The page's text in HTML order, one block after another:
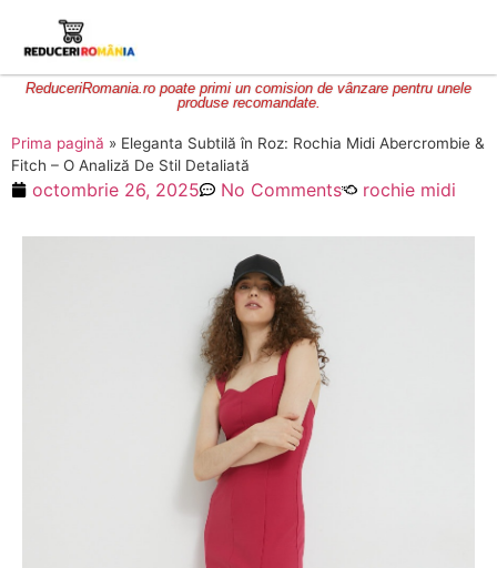
ReduceriRomania.ro poate primi un comision de vânzare pentru unele
produse recomandate.
Prima pagină » Eleganta Subtilă în Roz: Rochia Midi Abercrombie &
Fitch – O Analiză De Stil Detaliată
octombrie 26, 2025 No Comments rochie midi